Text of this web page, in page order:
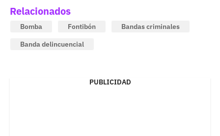
Relacionados
Bomba Fontibón
Bandas criminales
Banda delincuencial
PUBLICIDAD